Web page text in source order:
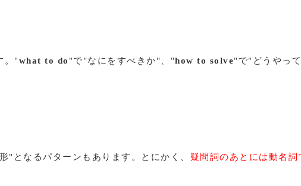
。"what to do "で"なにをすべきか"、"how to solve"で"どうやっ
"となるパターンもあります。とにかく、 疑問詞のあとには動名